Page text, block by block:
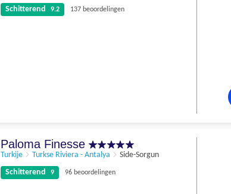
Schitterend
9.2 137 beoordelingen
Paloma Finesse
Turkije Turkse Riviera - Antalya
Side-Sorgun
Schitterend
9 96 beoordelingen